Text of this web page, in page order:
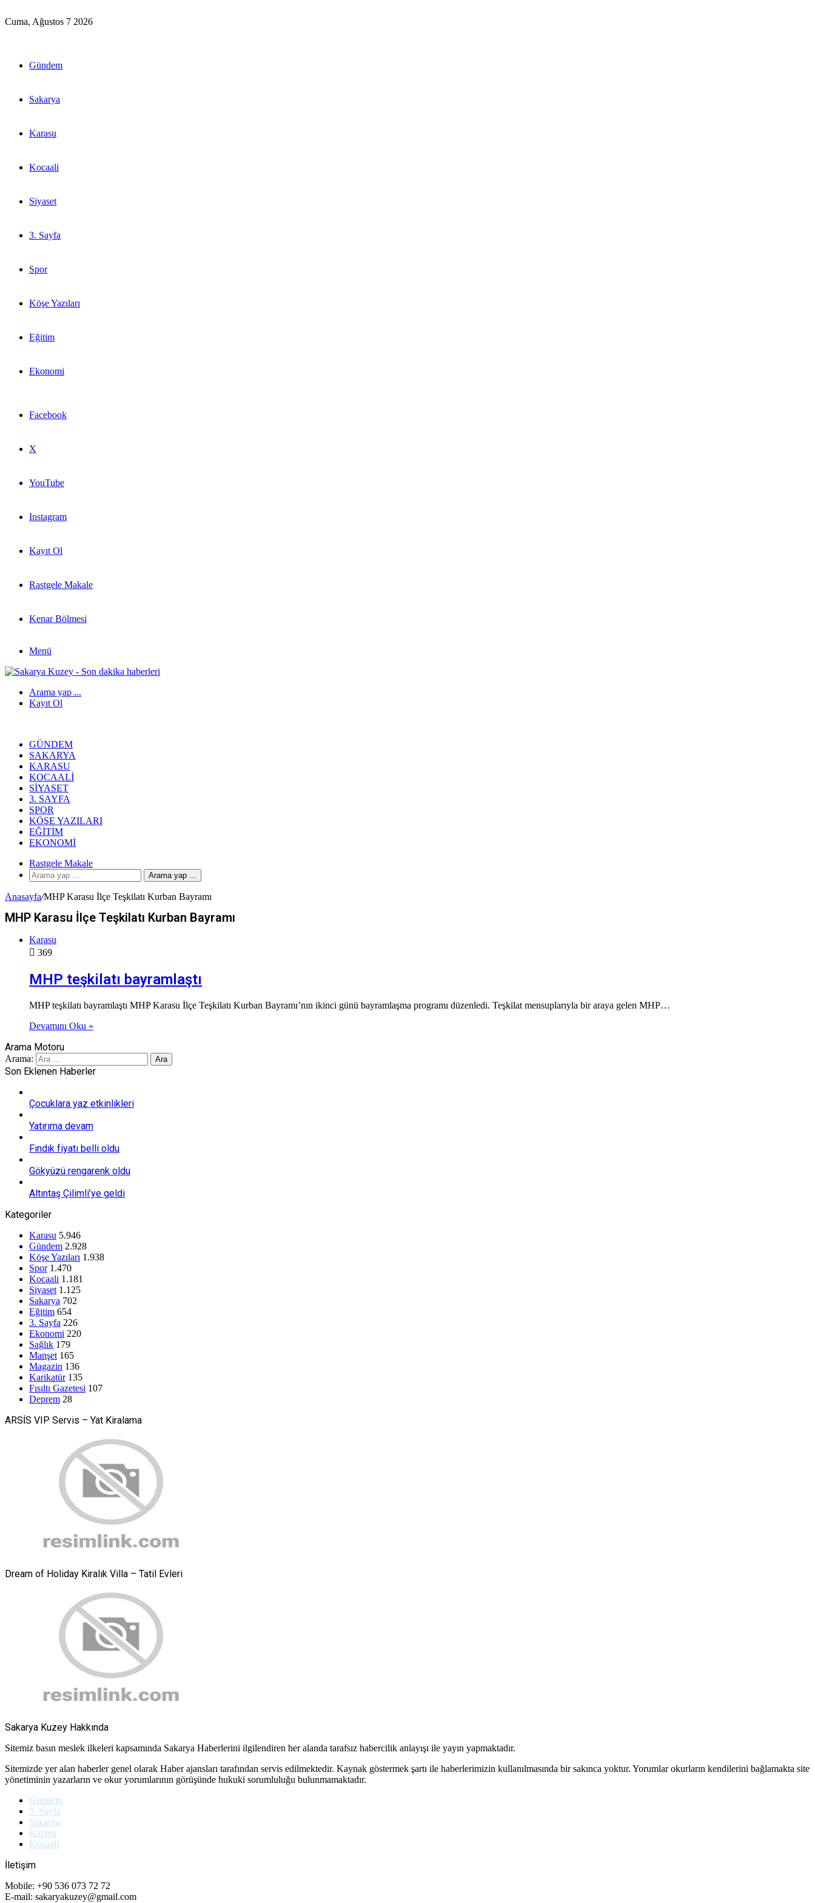
Cuma, Ağustos 7 2026
Gündem
Sakarya
Karasu
Kocaali
Siyaset
3. Sayfa
Spor
Köşe Yazıları
Eğitim
Ekonomi
Facebook
X
YouTube
Instagram
Kayıt Ol
Rastgele Makale
Kenar Bölmesi
Menü
Arama yap ...
Kayıt Ol
GÜNDEM
SAKARYA
KARASU
KOCAALI
SIYASET
3. SAYFA
SPOR
KÖŞE YAZILARI
EĞITIM
EKONOMI
Rastgele Makale
Arama yap ...
Anasayfa/MHP Karasu İlçe Teşkilatı Kurban Bayramı
MHP Karasu İlçe Teşkilatı Kurban Bayramı
Karasu
369
MHP teşkilatı bayramlaştı
MHP teşkilatı bayramlaştı MHP Karasu İlçe Teşkilatı Kurban Bayramı’nın ikinci günü bayramlaşma programı düzenledi. Teşkilat mensuplarıyla bir araya gelen MHP…
Devamını Oku »
Arama Motoru
Arama:
Son Eklenen Haberler
Çocuklara yaz etkinlikleri
Yatırıma devam
Fındık fiyatı belli oldu
Gökyüzü rengarenk oldu
Altıntaş Çilimli’ye geldi
Kategoriler
Karasu 5.946
Gündem 2.928
Köşe Yazıları 1.938
Spor 1.470
Kocaali 1.181
Siyaset 1.125
Sakarya 702
Eğitim 654
3. Sayfa 226
Ekonomi 220
Sağlık 179
Manşet 165
Magazin 136
Karikatür 135
Fısıltı Gazetesi 107
Deprem 28
ARSİS VIP Servis – Yat Kiralama
Dream of Holiday Kiralık Villa – Tatil Evleri
Sakarya Kuzey Hakkında
Sitemiz basın meslek ilkeleri kapsamında Sakarya Haberlerini ilgilendiren her alanda tarafsız habercilik anlayışı ile yayın yapmaktadır.
Sitemizde yer alan haberler genel olarak Haber ajansları tarafından servis edilmektedir. Kaynak göstermek şartı ile haberlerimizin kullanılmasında bir sakınca yoktur. Yorumlar okurların kendilerini bağlamakta site
yönetiminin yazarların ve okur yorumlarının görüşünde hukuki sorumluluğu bulunmamaktadır.
Gündem
3. Sayfa
Sakarya
Karasu
Kocaali
İletişim
Mobile: +90 536 073 72 72
E-mail: sakaryakuzey@gmail.com